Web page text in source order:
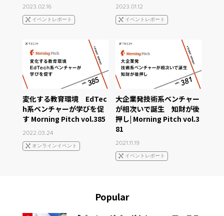
2023.02.16
イベントレポート
2023.01.12
イベントレポート
変化する教育環境 EdTec
h系ベンチャーが学びを促
す Morning Pitch vol.385
2022.03.24
オンラインイベント
大企業発技術系ベンチャー
が相次いで誕生 知財が後
押し| Morning Pitch vol.3
81
2021.11.19
イベントレポート
Popular